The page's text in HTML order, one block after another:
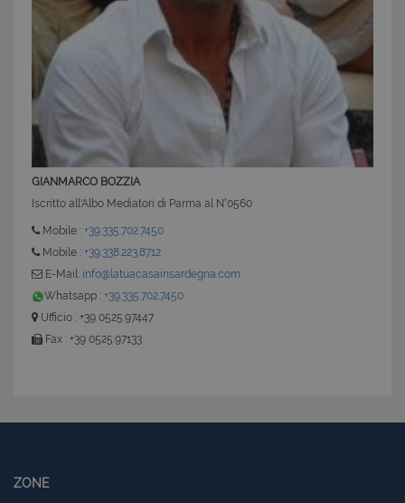
GIANMARCO BOZZIA
Iscritto all'Albo Mediatori di Parma al N°0560
Mobile : +39.335.702.7450
Mobile : +39.338.223.8712
E-Mail: info@latuacasainsardegna.com
Whatsapp : +39.335.702.7450
Ufficio : +39 0525.97447
Fax : +39 0525.97133
ZONE